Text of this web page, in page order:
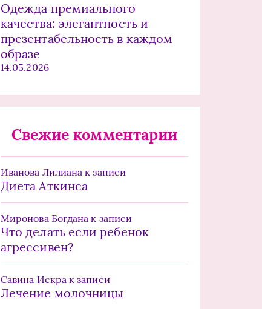
Одежда премиального
качества: элегантность и
презентабельность в каждом
образе
14.05.2026
Свежие комментарии
Иванова Лилиана к записи
Диета Аткинса
Миронова Богдана к записи
Что делать если ребенок
агрессивен?
Савина Искрак записи
Лечение молочницы